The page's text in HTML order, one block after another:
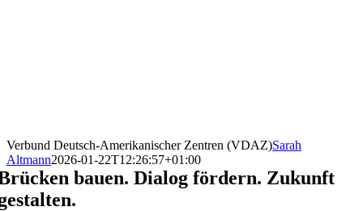
Verbund Deutsch-Amerikanischer Zentren (VDAZ)Sarah
Altmann2026-01-22T12:26:57+01:00
bauen. Dialog fördern. Zukunft